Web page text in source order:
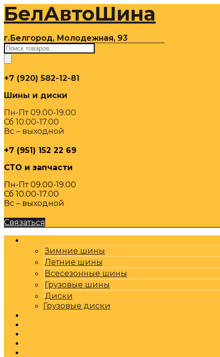
Перейти
содержимому
БелАвтоШина
г.Белгород, Молодежная, 93
Поиск
товаров
+7 (920) 582-12-81
Шины и диски
Пн-Пт 09.00-19.00
Сб 10.00-17.00
Вс – выходной
+7 (951) 152 22 69
СТО и запчасти
Пн-Пт 09.00-19.00
Сб 10.00-17.00
Вс – выходной
Связаться
Зимние шины
Летние шины
Всесезонные шины
Грузовые шины
Диски
Грузовые диски